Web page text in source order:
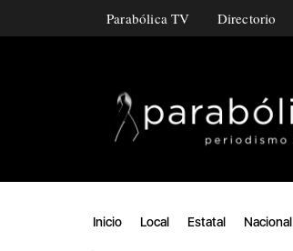
Parabólica TV Directorio
Inicio Local Estatal Nacional